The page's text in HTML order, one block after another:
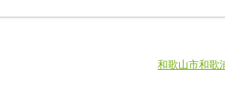
和歌山市和歌